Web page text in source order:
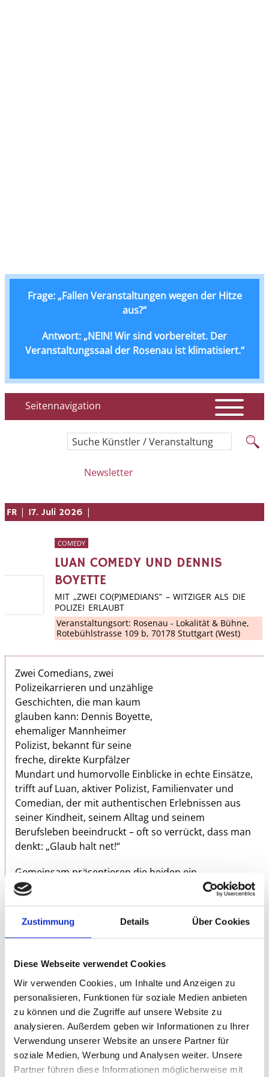
Zustimmung Details Über Cookies
Diese Webseite verwendet Cookies
Wir verwenden Cookies, um Inhalte und Anzeigen zu
personalisieren, Funktionen für soziale Medien anbieten
zu können und die Zugriffe auf unsere Website zu
analysieren. Außerdem geben wir Informationen zu Ihrer
Verwendung unserer Website an unsere Partner für
soziale Medien, Werbung und Analysen weiter. Unsere
Partner führen diese Informationen möglicherweise mit
Frage: „Fallen Veranstaltungen wegen der Hitze
aus?“
Antwort: „NEIN! Wir sind vorbereitet. Der
Veranstaltungssaal der Rosenau ist klimatisiert.“
Seitennavigation
Suche Künstler / Veranstaltung
Newsletter
FR | 17. Juli 2026 |
COMEDY
LUAN COMEDY UND DENNIS
BOYETTE
MIT „ZWEI CO(P)MEDIANS“ – WITZIGER ALS DIE
POLIZEI ERLAUBT
Veranstaltungsort: Rosenau - Lokalität & Bühne,
Rotebühlstrasse 109 b, 70178 Stuttgart (West)
Zwei Comedians, zwei
Polizeikarrieren und unzählige
Geschichten, die man kaum
glauben kann: Dennis Boyette,
ehemaliger Mannheimer
Polizist, bekannt für seine
freche, direkte Kurpfälzer
Mundart und humorvolle Einblicke in echte Einsätze,
trifft auf Luan, aktiver Polizist, Familienvater und
Comedian, der mit authentischen Erlebnissen aus
seiner Kindheit, seinem Alltag und seinem
Berufsleben beeindruckt – oft so verrückt, dass man
denkt: „Glaub halt net!“
Gemeinsam präsentieren die beiden ein
einzigartiges Format:
Halbsolo – nacheinander, mit starkem Stand Up,
persönlichen Erfahrungen und humorvollen
Lebenswegen.
In der zweiten Hälfte stehen sie gemeinsam auf der
Bühne: ehrlicher Real Talk, spontanes Crowdwork
und Gespräche über Job, Leben, Einsätze und all das,
was man sonst nie erfährt. Lustig, emotional,
überraschend und vor allem authentisch.